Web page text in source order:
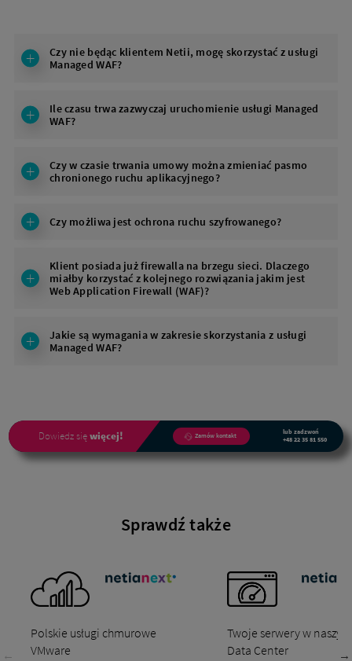
Czy nie będąc klientem Netii, mogę skorzystać z usługi
Managed WAF?
Ile czasu trwa zazwyczaj uruchomienie usługi Managed
WAF?
Czy w czasie trwania umowy można zmieniać pasmo
chronionego ruchu aplikacyjnego?
Czy możliwa jest ochrona ruchu szyfrowanego?
Klient posiada już firewalla na brzegu sieci. Dlaczego
miałby korzystać z kolejnego rozwiązania jakim jest
Web Application Firewall (WAF)?
Jakie są wymagania w zakresie skorzystania z usługi
Managed WAF?
Dowiedz sięwięcej! Zamów kontakt
lub zadzwoń
+48 22 35 81 550
Sprawdź także
Polskie usługi chmurowe
VMware
Twoje serwery w naszym
Data Center